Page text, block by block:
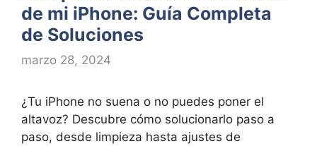
de mi iPhone: Guía Completa
de Soluciones
marzo 28, 2024
¿Tu iPhone no suena o no puedes poner el
altavoz? Descubre cómo solucionarlo paso a
paso, desde limpieza hasta ajustes de